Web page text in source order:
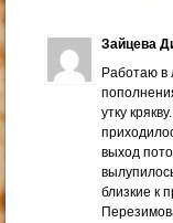
Зайцева
Работаю в
утку
выход
близкие к